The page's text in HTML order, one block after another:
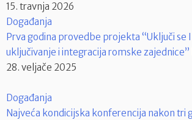
15. travnja 2026
Događanja
Prva godina provedbe projekta “Uključi se
uključivanje i integracija romske zajednice”
28. veljače 2025
Događanja
Najveća kondicijska konferencija nakon tri